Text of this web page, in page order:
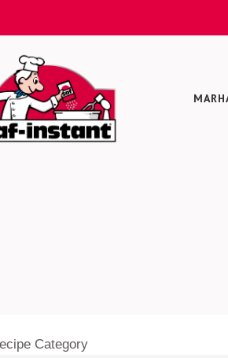
Category